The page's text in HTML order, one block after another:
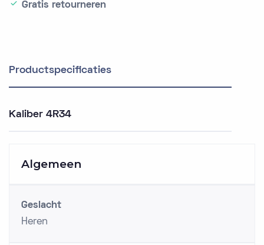
Gratis retourneren
Productspecificaties
Kaliber 4R34
Algemeen
Geslacht
Heren